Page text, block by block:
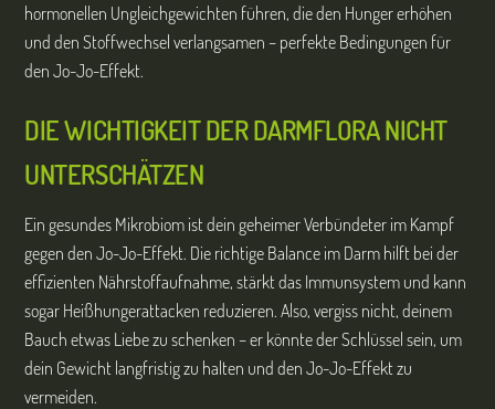
hormonellen Ungleichgewichten führen, die den Hunger erhöhen
und den Stoffwechsel verlangsamen – perfekte Bedingungen für
den Jo-Jo-Effekt.
DIE WICHTIGKEIT DER DARMFLORA NICHT
UNTERSCHÄTZEN
Ein gesundes Mikrobiom ist dein geheimer Verbündeter im Kampf
gegen den Jo-Jo-Effekt. Die richtige Balance im Darm hilft bei der
effizienten Nährstoffaufnahme, stärkt das Immunsystem und kann
sogar Heißhungerattacken reduzieren. Also, vergiss nicht, deinem
Bauch etwas Liebe zu schenken – er könnte der Schlüssel sein, um
dein Gewicht langfristig zu halten und den Jo-Jo-Effekt zu
vermeiden.